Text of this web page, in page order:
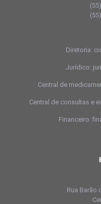
Diretoria:
Jurídico:
Central de
Central de consultas e
Financeiro:
Rua Barão